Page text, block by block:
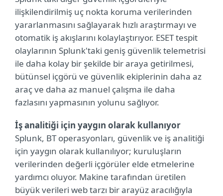
ilişkilendirilmiş uç nokta koruma verilerinden
yararlanmasını sağlayarak hızlı araştırmayı ve
otomatik iş akışlarını kolaylaştırıyor. ESET tespit
olaylarının Splunk'taki geniş güvenlik telemetrisi
ile daha kolay bir şekilde bir araya getirilmesi,
bütünsel içgörü ve güvenlik ekiplerinin daha az
araç ve daha az manuel çalışma ile daha
fazlasını yapmasının yolunu sağlıyor.
İş analitiği için yaygın olarak kullanıyor
Splunk, BT operasyonları, güvenlik ve iş analitiği
için yaygın olarak kullanılıyor; kuruluşların
verilerinden değerli içgörüler elde etmelerine
yardımcı oluyor. Makine tarafından üretilen
büyük verileri web tarzı bir arayüz aracılığıyla